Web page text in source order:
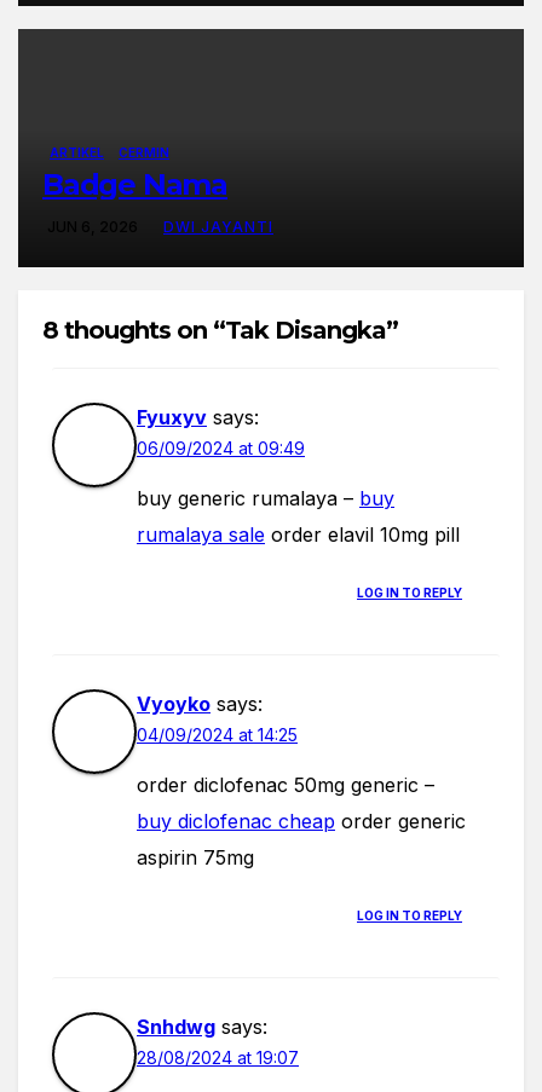
ARTIKEL CERMIN
Badge Nama
JUN 6, 2026 DWI JAYANTI
8 thoughts on “Tak Disangka”
Fyuxyv says:
06/09/2024 at 09:49
buy generic rumalaya – buy
rumalaya sale order elavil 10mg pill
LOG IN TO REPLY
Vyoyko says:
04/09/2024 at 14:25
order diclofenac 50mg generic –
buy diclofenac cheap order generic
aspirin 75mg
LOG IN TO REPLY
Snhdwg says:
28/08/2024 at 19:07